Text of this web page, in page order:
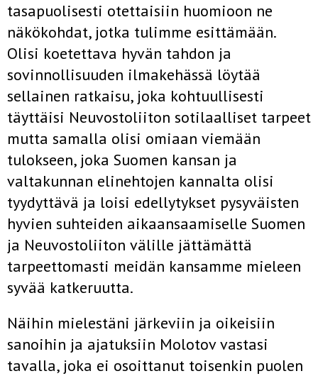
tasapuolisesti otettaisiin huomioon ne
näkökohdat, jotka tulimme esit­tämään.
Olisi koetettava hyvän tahdon ja
sovinnollisuuden ilmakehässä löytää
sellainen ratkaisu, joka kohtuullisesti
täyttäisi Neuvostoliiton sotilaalliset tarpeet
mutta samalla olisi omiaan viemään
tulokseen, joka Suomen kansan ja
valtakunnan elinehtojen kannalta olisi
tyydyttävä ja loisi edellytykset pysyväisten
hyvien suhteiden aikaansaamiselle Suomen
ja Neuvostoliiton välille jättämättä
tarpeettomasti meidän kansamme mieleen
syvää katkeruutta.
Näihin mielestäni järkeviin ja oikeisiin
sanoihin ja ajatuksiin Molotov vastasi
tavalla, joka ei osoittanut toisenkin puolen